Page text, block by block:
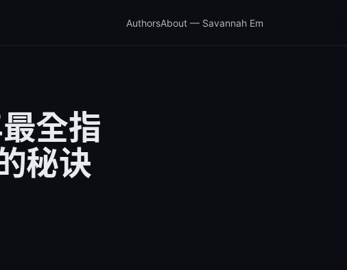
AuthorsAbout — Savannah Em
全指
秘诀